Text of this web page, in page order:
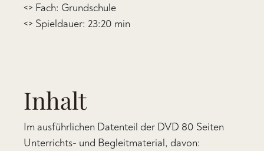
<> Fach: Grundschule
<> Spieldauer: 23:20 min
Inhalt
Im ausführlichen Datenteil der DVD 80 Seiten
Unterrichts- und Begleitmaterial, davon: